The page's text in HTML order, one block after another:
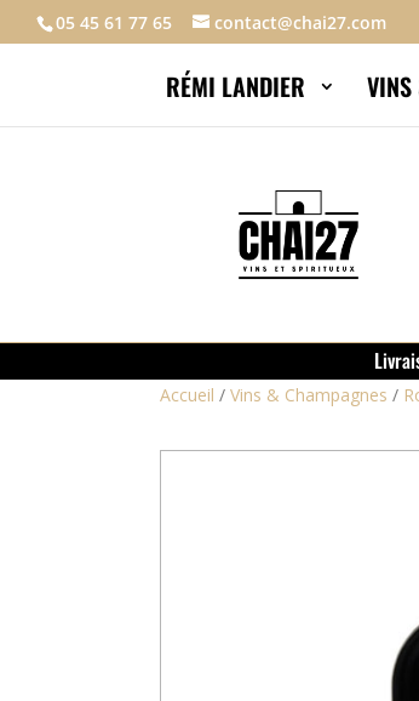
05 45 61 77 65 contact@chai27.com
RÉMI LANDIER VINS
Accueil / Vins & Champagnes /